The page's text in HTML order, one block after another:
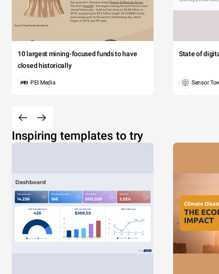
10 largest mining-focused funds to have
closed historically
PEI Media
State of
Sensor
Inspiring templates to try